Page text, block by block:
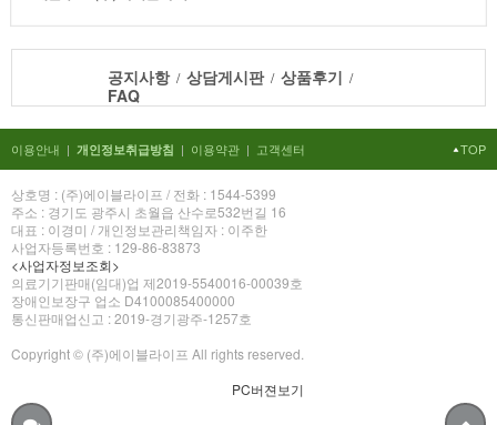
공지사항/ 상담게시판/ 상품후기 /
FAQ
이용안내 | 개인정보취급방침 | 이용약관 | 고객센터 TOP
상호명 : (주)에이블라이프 / 전화 : 1544-5399
주소 : 경기도 광주시 초월읍 산수로532번길 16
대표 : 이경미 / 개인정보관리책임자 : 이주한
사업자등록번호 : 129-86-83873
<사업자정보조회>
의료기기판매(임대)업 제2019-5540016-00039호
장애인보장구 업소 D4100085400000
통신판매업신고 : 2019-경기광주-1257호
Copyright © (주)에이블라이프 All rights reserved.
PC버젼보기